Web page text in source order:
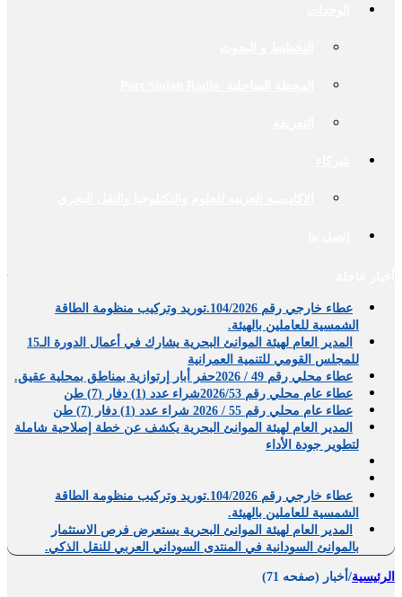
أخبار عاجلة
عطاء خارجي رقم 104/2026.توريد وتركيب منظومة الطاقة
الشمسية للعاملين بالهيئة.
المدير العام لهيئة الموانئ البحرية يشارك في أعمال الدورة الـ15
للمجلس القومي للتنمية العمرانية
عطاء محلي رقم 49 / 2026حفر أبار إرتوازية بمناطق بمحلية عقيق.
عطاء عام محلي رقم 2026/53شراء عدد (1) دفار (7) طن
عطاء عام محلي رقم 55 / 2026 شراء عدد (1) دفار (7) طن
المدير العام لهيئة الموانئ البحرية يكشف عن خطة إصلاحية شاملة
لتطوير جودة الأداء
عطاء خارجي رقم 104/2026.توريد وتركيب منظومة الطاقة
الشمسية للعاملين بالهيئة.
المدير العام لهيئة الموانئ البحرية يستعرض فرص الاستثمار
بالموانئ السودانية في المنتدى السوداني العربي للنقل الذكي.
الرئيسية/ أخبار (صفحه 71)